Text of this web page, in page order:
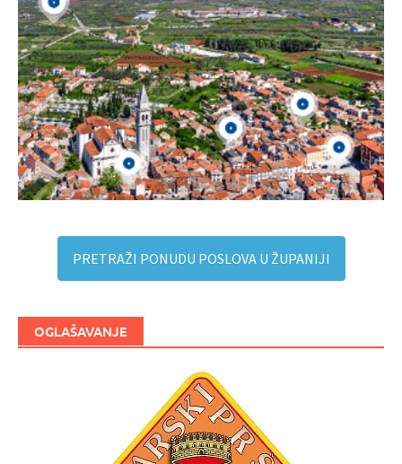
PRETRAŽI PONUDU POSLOVA U ŽUPANIJI
OGLAŠAVANJE